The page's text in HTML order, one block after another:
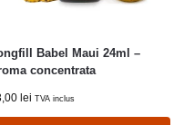
Babel Maui 24ml –
concentrata
lei TVA inclus